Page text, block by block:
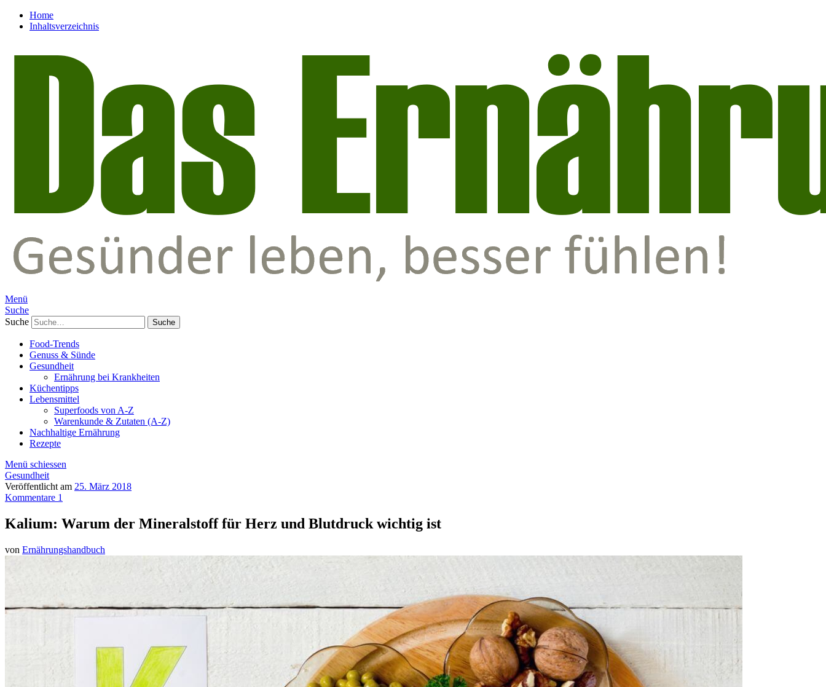
Home
Inhaltsverzeichnis
Menü
Suche
Suche
Food-Trends
Genuss & Sünde
Gesundheit
Ernährung bei Krankheiten
Küchentipps
Lebensmittel
Superfoods von A-Z
Warenkunde & Zutaten (A-Z)
Nachhaltige Ernährung
Rezepte
Menü schiessen
Gesundheit
Veröffentlicht am 25. März 2018
Kommentare 1
Kalium: Warum der Mineralstoff für Herz und Blutdruck wichtig ist
von Ernährungshandbuch